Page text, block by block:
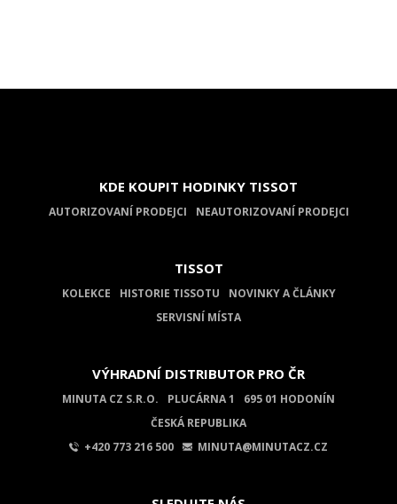
KDE KOUPIT HODINKY TISSOT
AUTORIZOVANÍ PRODEJCI NEAUTORIZOVANÍ PRODEJCI
TISSOT
KOLEKCE HISTORIE TISSOTU
NOVINKY A ČLÁNKY
SERVISNÍ MÍSTA
VÝHRADNÍ DISTRIBUTOR PRO ČR
MINUTA CZ S.R.O. PLUCÁRNA 1
695 01 HODONÍN
ČESKÁ REPUBLIKA
+420 773 216 500
MINUTA@MINUTACZ.CZ